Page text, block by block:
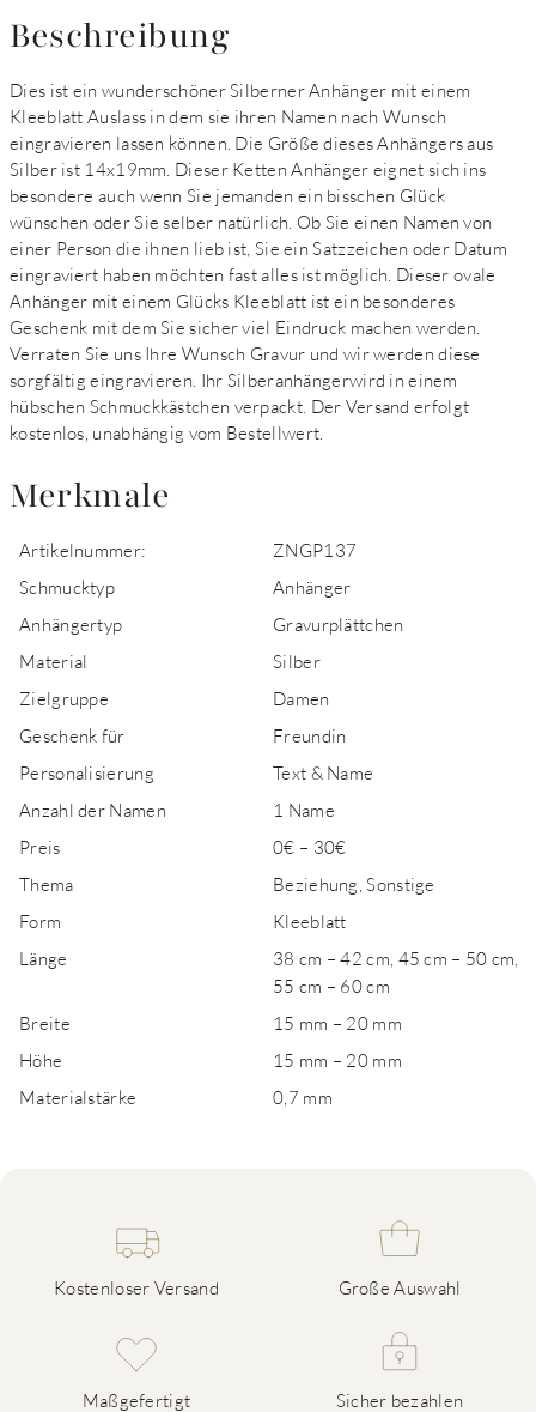
Beschreibung
Dies ist ein wunderschöner Silberner Anhänger mit einem
Kleeblatt Auslass in dem sie ihren Namen nach Wunsch
eingravieren lassen können. Die Größe dieses Anhängers aus
Silber ist 14x19mm. Dieser Ketten Anhänger eignet sich ins
besondere auch wenn Sie jemanden ein bisschen Glück
wünschen oder Sie selber natürlich. Ob Sie einen Namen von
einer Person die ihnen lieb ist, Sie ein Satzzeichen oder Datum
eingraviert haben möchten fast alles ist möglich. Dieser ovale
Anhänger mit einem Glücks Kleeblatt ist ein besonderes
Geschenk mit dem Sie sicher viel Eindruck machen werden.
Verraten Sie uns Ihre Wunsch Gravur und wir werden diese
sorgfältig eingravieren. Ihr Silberanhängerwird in einem
hübschen Schmuckkästchen verpackt. Der Versand erfolgt
kostenlos, unabhängig vom Bestellwert.
Merkmale
Artikelnummer:
ZNGP137
Schmucktyp
Anhänger
Anhängertyp
Gravurplättchen
Material
Silber
Zielgruppe
Damen
Geschenk für
Freundin
Personalisierung
Text & Name
Anzahl der Namen
1 Name
Preis
0€ – 30€
Thema
Beziehung, Sonstige
Form
Kleeblatt
Länge
38 cm – 42 cm, 45 cm – 50 cm,
55 cm – 60 cm
Breite
15 mm – 20 mm
Höhe
15 mm – 20 mm
Materialstärke
0,7 mm
Kostenloser Versand Große Auswahl
Maßgefertigt Sicher bezahlen